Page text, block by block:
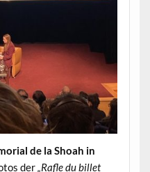
de la Shoah in
der„Rafle du billet